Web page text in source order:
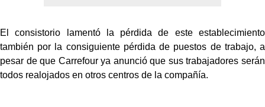
El consistorio lamentó la pérdida de este establecimiento
también por la consiguiente pérdida de puestos de trabajo, a
pesar de que Carrefour ya anunció que sus trabajadores serán
todos realojados en otros centros de la compañía.